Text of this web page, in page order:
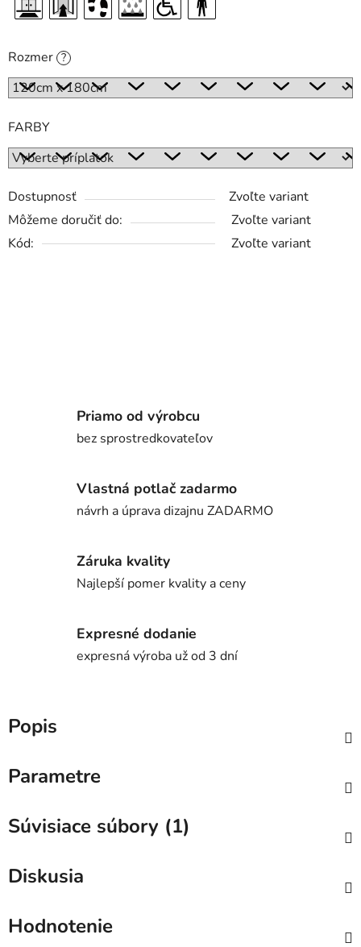
Rozmer ?
FARBY
Dostupnosť
Zvoľte variant
Môžeme doručiť do:
Zvoľte variant
Kód:
Zvoľte variant
Priamo od výrobcu
bez sprostredkovateľov
Vlastná potlač zadarmo
návrh a úprava dizajnu ZADARMO
Záruka kvality
Najlepší pomer kvality a ceny
Expresné dodanie
expresná výroba už od 3 dní
Popis
Parametre
Súvisiace súbory (1)
Diskusia
Hodnotenie